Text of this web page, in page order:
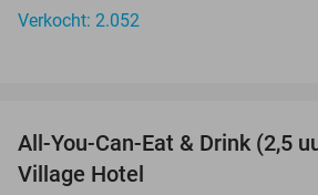
Verkocht: 2.052
All-You-Can-Eat & Drink (2,5
Village Hotel